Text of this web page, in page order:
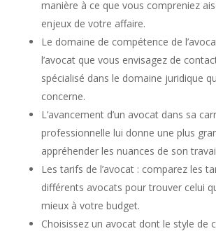
manière à ce que vous compreniez
enjeux de votre affaire.
Le domaine de compétence de
l’avocat que vous envisagez de
spécialisé dans le domaine juridique
concerne.
L’avancement d’un avocat dans sa
professionnelle lui donne une plus
appréhender les nuances de son
Les tarifs de l’avocat : comparez les
différents avocats pour trouver celui
mieux à votre budget.
Choisissez un avocat dont le style de